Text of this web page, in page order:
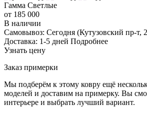
Гамма Светлые
от 185 000
В наличии
Самовывоз: Сегодня (Кутузовский пр-т,
Доставка: 1-5 дней Подробнее
Узнать цену
Заказ примерки
Мы подберём к этому ковру ещё
моделей и доставим на примерку. Вы
интерьере и выбрать лучший вариант.